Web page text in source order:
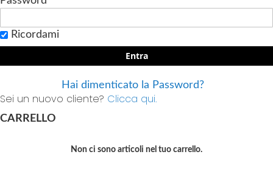
Ricordami
Entra
Hai dimenticato la Password?
Sei un nuovo cliente? Clicca qui.
CARRELLO
Non ci sono articoli nel tuo carrello.